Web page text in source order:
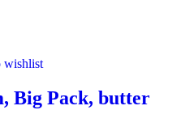
wishlist
Big Pack, butter